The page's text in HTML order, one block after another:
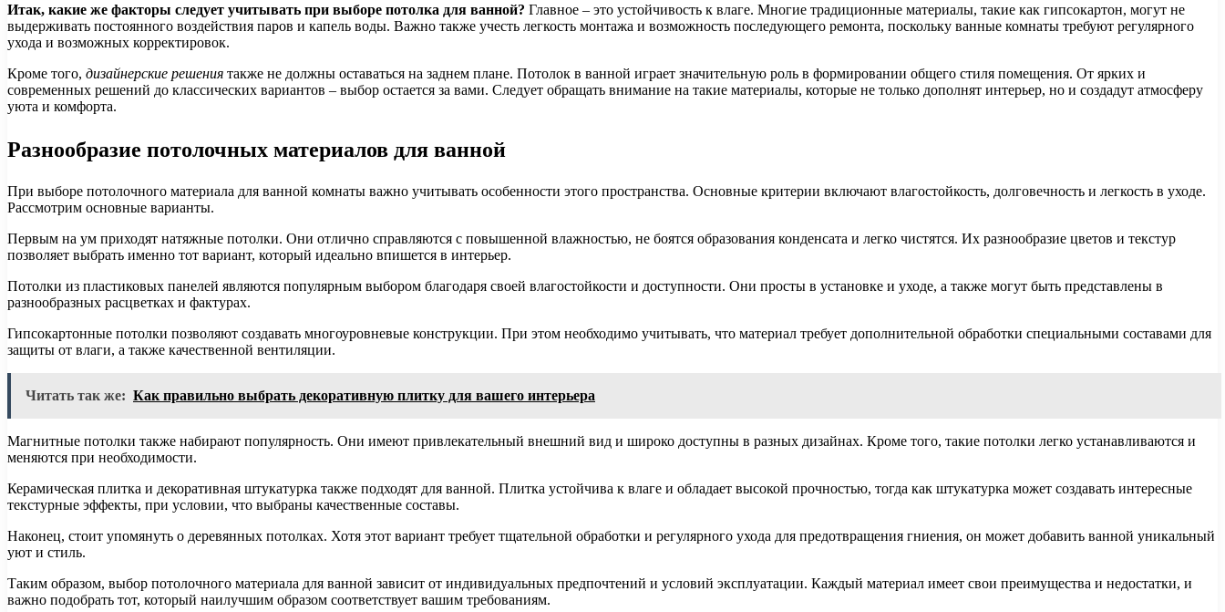
Итак, какие же факторы следует учитывать при выборе потолка для ванной? Главное – это устойчивость к влаге. Многие традиционные материалы, такие как гипсокартон, могут не
выдерживать постоянного воздействия паров и капель воды. Важно также учесть легкость монтажа и возможность последующего ремонта, поскольку ванные комнаты требуют регулярного
ухода и возможных корректировок.
Кроме того, дизайнерские решения также не должны оставаться на заднем плане. Потолок в ванной играет значительную роль в формировании общего стиля помещения. От ярких и
современных решений до классических вариантов – выбор остается за вами. Следует обращать внимание на такие материалы, которые не только дополнят интерьер, но и создадут атмосферу
уюта и комфорта.
Разнообразие потолочных материалов для ванной
При выборе потолочного материала для ванной комнаты важно учитывать особенности этого пространства. Основные критерии включают влагостойкость, долговечность и легкость в уходе.
Рассмотрим основные варианты.
Первым на ум приходят натяжные потолки. Они отлично справляются с повышенной влажностью, не боятся образования конденсата и легко чистятся. Их разнообразие цветов и текстур
позволяет выбрать именно тот вариант, который идеально впишется в интерьер.
Потолки из пластиковых панелей являются популярным выбором благодаря своей влагостойкости и доступности. Они просты в установке и уходе, а также могут быть представлены в
разнообразных расцветках и фактурах.
Гипсокартонные потолки позволяют создавать многоуровневые конструкции. При этом необходимо учитывать, что материал требует дополнительной обработки специальными составами для
защиты от влаги, а также качественной вентиляции.
Читать так же: Как правильно выбрать декоративную плитку для вашего интерьера
Магнитные потолки также набирают популярность. Они имеют привлекательный внешний вид и широко доступны в разных дизайнах. Кроме того, такие потолки легко устанавливаются и
меняются при необходимости.
Керамическая плитка и декоративная штукатурка также подходят для ванной. Плитка устойчива к влаге и обладает высокой прочностью, тогда как штукатурка может создавать интересные
текстурные эффекты, при условии, что выбраны качественные составы.
Наконец, стоит упомянуть о деревянных потолках. Хотя этот вариант требует тщательной обработки и регулярного ухода для предотвращения гниения, он может добавить ванной уникальный
уют и стиль.
Таким образом, выбор потолочного материала для ванной зависит от индивидуальных предпочтений и условий эксплуатации. Каждый материал имеет свои преимущества и недостатки, и
важно подобрать тот, который наилучшим образом соответствует вашим требованиям.